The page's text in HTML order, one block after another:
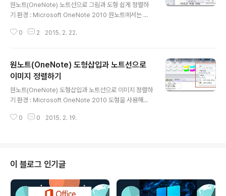
원노트(OneNote) 노트선으로 그림과 도형 쉽게 정렬하
기 환경 : Microsoft OneNote 2010 원노트에서는 눈
이미지나 도형을 삽입했을 때 정렬을 쉽게 할수 있도록 도
다. 페이지 설정안에 [노트선] 리본메뉴가 있습니다. ▼ 노
트선 아래 자세히 버튼을 누르게 되면 다양한 노트선 종류
를 볼수 있습니다. 그중 눈금선을 선택해 봅니다. 그럼 페이
지 화면에 눈금선이 나타날 겁니다. ▼ 눈금선을 페이지에
표시해 두면 도형이나 그림, 글자들을 배치할 때 편리하겠
죠. 그리고 도형을 그릴 때 [눈금에 맞춤] 으로 해두면 도형
0 2 2015. 2. 22.
원노트(OneNote) 도형삽입과 노트선으로
이미지 정렬하기
원노트(OneNote) 도형삽입과 노트선으로 이미지 정렬하
기 환경 : Microsoft OneNote 2010 도형을 사용해서
점이 있죠. 원노트에서는 사용자가 직접 그리기 보다 도형
래 화살표를 클릭해 봅니다. 그럼 도형과 선, 그래프가 나올
겁니다. 많지는 않네요. ▼ 도형을 이용해 순서도를 그려
보았습니다. 이 외에도 많지는 않지만 도형을 이용해 다양
한 표현을 할수 있습니다. ▼ 도형의 색상과 두께는 도형
0 0 2015. 2. 19.
이 블로그 인기글